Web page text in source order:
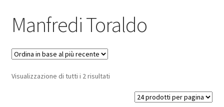
Carrello
Il mio account
Manfredi Toraldo
Visualizzazione di tutti i 2 risultati